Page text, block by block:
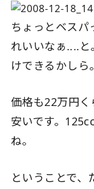
ちょっとベスパ
れいいなぁ‥‥
けできるかしら。
価格も22万円く
安いです。
ね。
ということで、